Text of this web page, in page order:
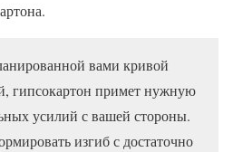
вами кривой
гипсокартон примет нужную
усилий с вашей стороны.
изгиб с достаточно